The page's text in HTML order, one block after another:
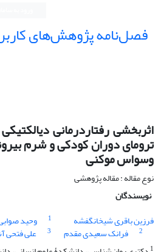
فصل‌نامه پژوهش‌های
اثربخشی رفتاردرمانی
ترومای دوران کودکی و شرم
وسواس موکنی
نوع مقاله : مقاله پژوهشی
نویسندگان
فرزین باقری شیخانگفشه
1 وحید
2 فرانک سعیدی مقدم 3 علی فتحی
1